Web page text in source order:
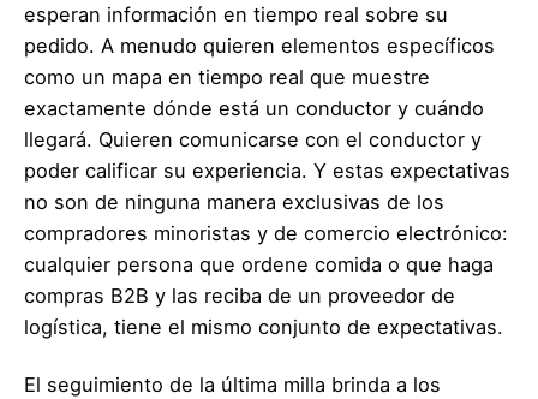
esperan información en tiempo real sobre su
pedido. A menudo quieren elementos específicos
como un mapa en tiempo real que muestre
exactamente dónde está un conductor y cuándo
llegará. Quieren comunicarse con el conductor y
poder calificar su experiencia. Y estas expectativas
no son de ninguna manera exclusivas de los
compradores minoristas y de comercio electrónico:
cualquier persona que ordene comida o que haga
compras B2B y las reciba de un proveedor de
logística, tiene el mismo conjunto de expectativas.
El seguimiento de la última milla brinda a los